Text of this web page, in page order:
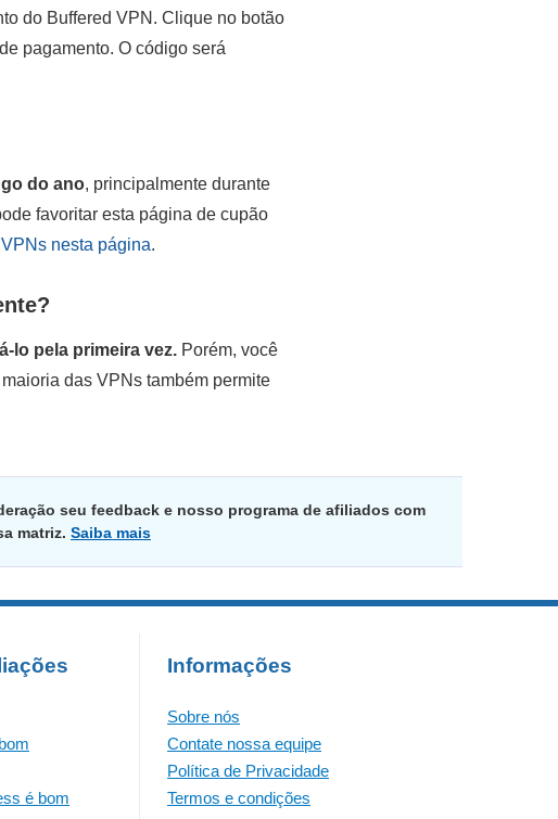
do Buffered VPN. Clique no botão
pagamento. O código será
do ano, principalmente durante
favoritar esta página de cupão
nesta página.
lo pela primeira vez. Porém, você
maioria das VPNs também permite
seu feedback e nosso programa de afiliados com
matriz. Saiba mais
é bom
Informações
Sobre nós
Contate nossa equipe
Política de Privacidade
Termos e condições